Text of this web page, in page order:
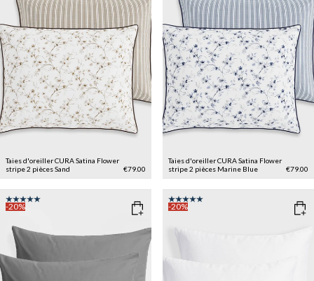
Taies d'oreiller CURA Satina Flower
stripe 2 piècesSand €79.00
Taies d'oreiller CURA Satina Flower
stripe 2 pièces Marine Blue €79.00
-20% -20%